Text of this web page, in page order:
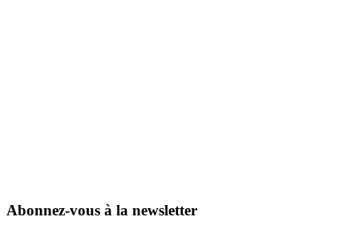
Abonnez-vous à la newsletter